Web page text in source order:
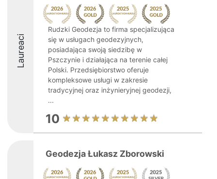
Laureaci
Rudzki Geodezja to firma specjalizująca
się w usługach geodezyjnych,
posiadająca swoją siedzibę w
Pszczynie i działająca na terenie całej
Polski. Przedsiębiorstwo oferuje
kompleksowe usługi w zakresie
tradycyjnej oraz inżynieryjnej geodezji,
...
10
Geodezja Łukasz Zborowski